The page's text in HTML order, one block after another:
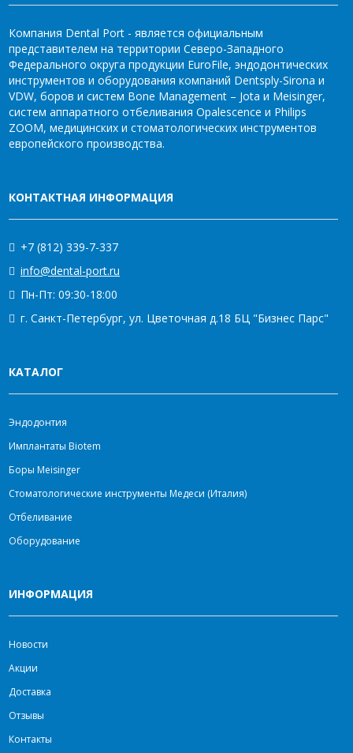
Компания Dental Port - является официальным
представителем на территории Северо-Западного
Федерального округа продукции EuroFile, эндодонтических
инструментов и оборудования компаний Dentsply-Sirona и
VDW, боров и систем Bone Management – Jota и Meisinger,
систем аппаратного отбеливания Opalescence и Philips
ZOOM, медицинских и стоматологических инструментов
европейского производства.
КОНТАКТНАЯ ИНФОРМАЦИЯ
+7 (812) 339-7-337
info@dental-port.ru
Пн-Пт: 09:30-18:00
г. Санкт-Петербург, ул. Цветочная д.18 БЦ "Бизнес Парс"
КАТАЛОГ
Эндодонтия
Имплантаты Biotem
Боры Meisinger
Стоматологические инструменты Медеси (Италия)
Отбеливание
Оборудование
ИНФОРМАЦИЯ
Новости
Акции
Доставка
Отзывы
Контакты